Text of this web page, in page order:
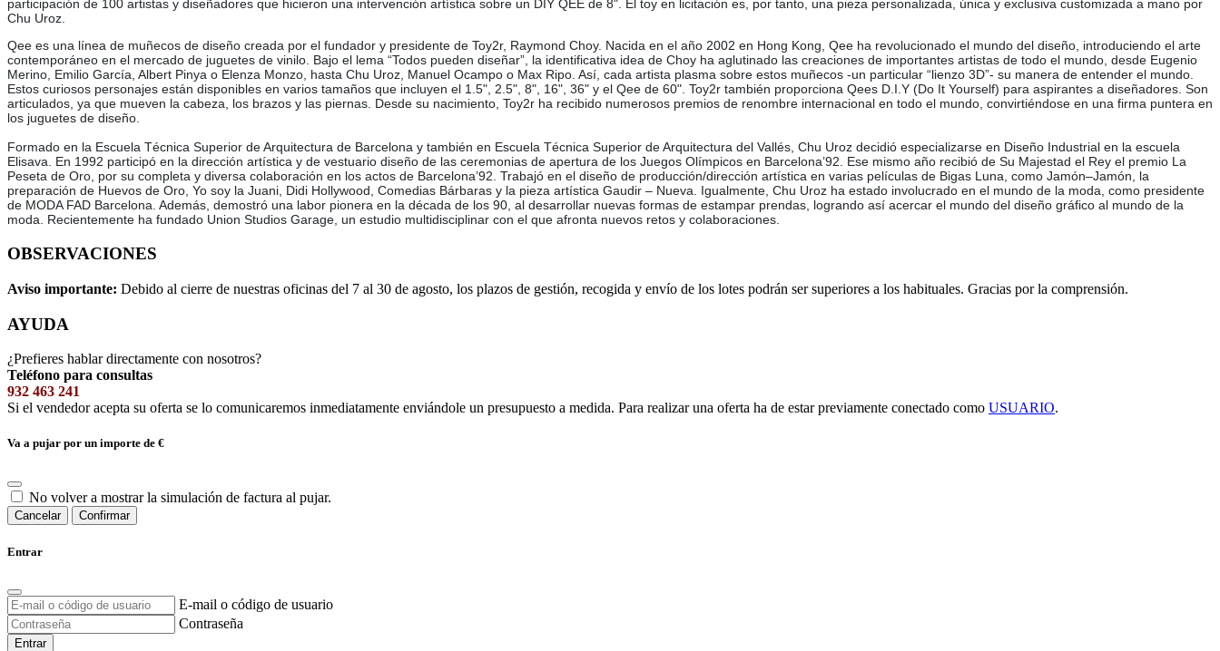
participación de 100 artistas y diseñadores que hicieron una intervención artística sobre un DIY QEE de 8". El toy en licitación es, por tanto, una pieza personalizada, única y exclusiva customizada a mano por
Chu Uroz.
Qee es una línea de muñecos de diseño creada por el fundador y presidente de Toy2r, Raymond Choy. Nacida en el año 2002 en Hong Kong, Qee ha revolucionado el mundo del diseño, introduciendo el arte
contemporáneo en el mercado de juguetes de vinilo. Bajo el lema “Todos pueden diseñar”, la identificativa idea de Choy ha aglutinado las creaciones de importantes artistas de todo el mundo, desde Eugenio
Merino, Emilio García, Albert Pinya o Elenza Monzo, hasta Chu Uroz, Manuel Ocampo o Max Ripo. Así, cada artista plasma sobre estos muñecos -un particular “lienzo 3D”- su manera de entender el mundo.
Estos curiosos personajes están disponibles en varios tamaños que incluyen el 1.5", 2.5", 8", 16", 36" y el Qee de 60". Toy2r también proporciona Qees D.I.Y (Do It Yourself) para aspirantes a diseñadores. Son
articulados, ya que mueven la cabeza, los brazos y las piernas. Desde su nacimiento, Toy2r ha recibido numerosos premios de renombre internacional en todo el mundo, convirtiéndose en una firma puntera en
los juguetes de diseño.
Formado en la Escuela Técnica Superior de Arquitectura de Barcelona y también en Escuela Técnica Superior de Arquitectura del Vallés, Chu Uroz decidió especializarse en Diseño Industrial en la escuela
Elisava. En 1992 participó en la dirección artística y de vestuario diseño de las ceremonias de apertura de los Juegos Olímpicos en Barcelona’92. Ese mismo año recibió de Su Majestad el Rey el premio La
Peseta de Oro, por su completa y diversa colaboración en los actos de Barcelona’92. Trabajó en el diseño de producción/dirección artística en varias películas de Bigas Luna, como Jamón–Jamón, la
preparación de Huevos de Oro, Yo soy la Juani, Didi Hollywood, Comedias Bárbaras y la pieza artística Gaudir – Nueva. Igualmente, Chu Uroz ha estado involucrado en el mundo de la moda, como presidente
de MODA FAD Barcelona. Además, demostró una labor pionera en la década de los 90, al desarrollar nuevas formas de estampar prendas, logrando así acercar el mundo del diseño gráfico al mundo de la
moda. Recientemente ha fundado Union Studios Garage, un estudio multidisciplinar con el que afronta nuevos retos y colaboraciones.
OBSERVACIONES
Aviso importante: Debido al cierre de nuestras oficinas del 7 al 30 de agosto, los plazos de gestión, recogida y envío de los lotes podrán ser superiores a los habituales. Gracias por la comprensión.
AYUDA
¿Prefieres hablar directamente con nosotros?
Teléfono para consultas
932 463 241
Si el vendedor acepta su oferta se lo comunicaremos inmediatamente enviándole un presupuesto a medida. Para realizar una oferta ha de estar previamente conectado como USUARIO.
Va a pujar por un importe de €
No volver a mostrar la simulación de factura al pujar.
Cancelar Confirmar
Entrar
E-mail o código de usuario
Contraseña
Entrar